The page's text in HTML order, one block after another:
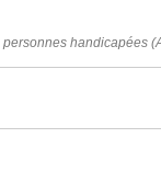
handicapées